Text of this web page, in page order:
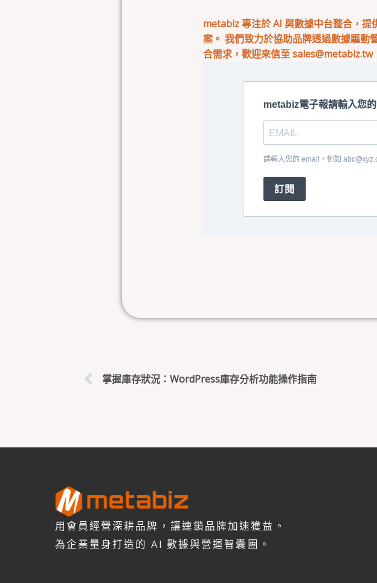
metabiz 專注於 AI 與數據中台整合，提
案。 我們致力於協助品牌透過數據驅動
合需求，歡迎來信至sales@metabiz.tw
metabiz電子報請輸入您
請輸入您的 email，例如
訂閱
掌握庫存狀況：WordPress庫存分析功能操作指南
用會員經營深耕品牌，讓連鎖品牌加速獲益。
為企業量身打造的 AI 數據與營運智囊團。